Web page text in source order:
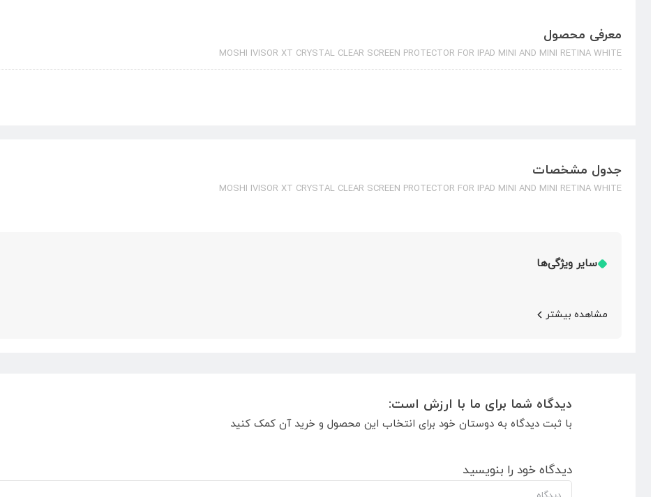
معرفی محصول
MOSHI IVISOR XT CRYSTAL CLEAR SCREEN PROTECTOR FOR IPAD MINI AND MINI RETINA WHITE
جدول مشخصات
MOSHI IVISOR XT CRYSTAL CLEAR SCREEN PROTECTOR FOR IPAD MINI AND MINI RETINA WHITE
سایر ویژگی‌ها
مشاهده بیشتر
دیدگاه شما برای ما با ارزش است:
با ثبت دیدگاه به دوستان خود برای انتخاب این محصول و خرید آن کمک کنید
دیدگاه خود را بنویسید
دیدگاه